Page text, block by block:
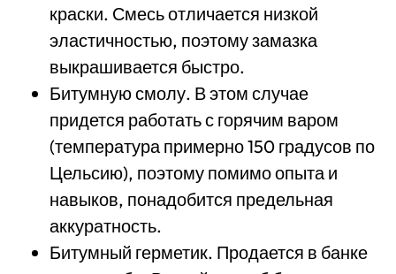
краски. Смесь отличается низкой
эластичностью, поэтому замазка
выкрашивается быстро.
Битумную смолу. В этом случае
придется работать с горячим варом
(температура примерно 150 градусов по
Цельсию), поэтому помимо опыта и
навыков, понадобится предельная
аккуратность.
Битумный герметик. Продается в банке